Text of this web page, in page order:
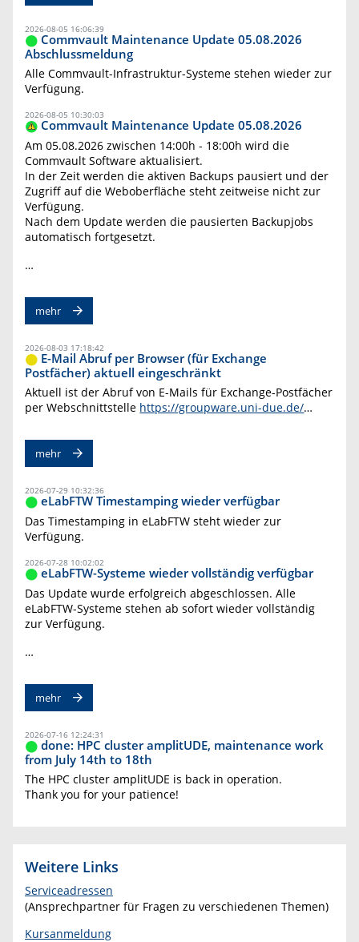
2026-08-05 16:06:39
Commvault Maintenance Update 05.08.2026
Abschlussmeldung
Alle Commvault-Infrastruktur-Systeme stehen wieder zur
Verfügung.
2026-08-05 10:30:03
Commvault Maintenance Update 05.08.2026
Am 05.08.2026 zwischen 14:00h - 18:00h wird die
Commvault Software aktualisiert.
In der Zeit werden die aktiven Backups pausiert und der
Zugriff auf die Weboberfläche steht zeitweise nicht zur
Verfügung.
Nach dem Update werden die pausierten Backupjobs
automatisch fortgesetzt.
…
mehr
2026-08-03 17:18:42
E-Mail Abruf per Browser (für Exchange
Postfächer) aktuell eingeschränkt
Aktuell ist der Abruf von E-Mails für Exchange-Postfächer
per Webschnittstelle https://groupware.uni-due.de/…
mehr
2026-07-29 10:32:36
eLabFTW Timestamping wieder verfügbar
Das Timestamping in eLabFTW steht wieder zur
Verfügung.
2026-07-28 10:02:02
eLabFTW-Systeme wieder vollständig verfügbar
Das Update wurde erfolgreich abgeschlossen. Alle
eLabFTW-Systeme stehen ab sofort wieder vollständig
zur Verfügung.
…
mehr
2026-07-16 12:24:31
done: HPC cluster amplitUDE, maintenance work
from July 14th to 18th
The HPC cluster amplitUDE is back in operation.
Thank you for your patience!
Weitere Links
Serviceadressen
(Ansprechpartner für Fragen zu verschiedenen Themen)
Kursanmeldung